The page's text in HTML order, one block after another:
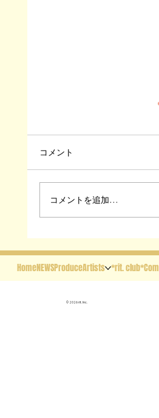
HomeNEWSProduceArtists *rit. club*
物語の物語〜』全
スケジュール決定！
コメント
コメントを追加…
© 2026 rit. Inc.